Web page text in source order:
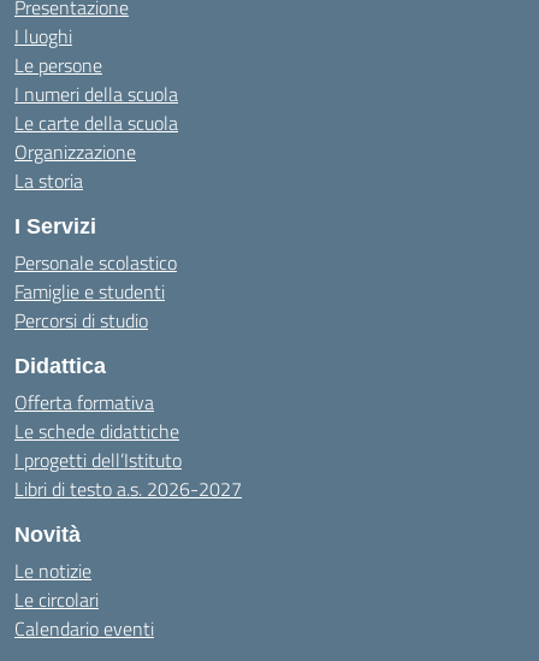
Presentazione
I luoghi
Le persone
I numeri della scuola
Le carte della scuola
Organizzazione
La storia
I Servizi
Personale scolastico
Famiglie e studenti
Percorsi di studio
Didattica
Offerta formativa
Le schede didattiche
I progetti dell’Istituto
Libri di testo a.s. 2026-2027
Novità
Le notizie
Le circolari
Calendario eventi